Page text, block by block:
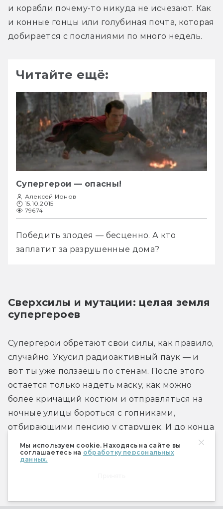
Мы используем cookie. Находясь на сайте вы
соглашаетесь на обработку персональных
данных.
и корабли почему-то никуда не исчезают. Как
и конные гонцы или голубиная почта, которая
добирается с посланиями по много недель.
Читайте ещё:
Супергерои — опасны!
Алексей Ионов
15.10.2015
79674
Победить злодея — бесценно. А кто
заплатит за разрушенные дома?
Сверхсилы и мутации: целая земля
супергероев
Супергерои обретают свои силы, как правило,
случайно. Укусил радиоактивный паук — и
вот ты уже ползаешь по стенам. После этого
остаётся только надеть маску, как можно
более кричащий костюм и отправляться на
ночные улицы бороться с гопниками,
отбирающими пенсию у старушек. И до конца
дней жить двойной жизнью, чтобы никто не
догадался о твоих способностях.